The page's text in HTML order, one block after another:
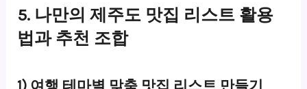
5. 나만의 제주도 맛집 리스트 활용
법과 추천 조합
1) 여행 테마별 맞춤 맛집 리스트 만들기